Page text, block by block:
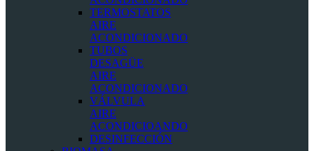
TERMOSTATOS
AIRE
ACONDICIONADO
TUBOS
DESAGÜE
AIRE
ACONDICIONADO
VÁLVULA
AIRE
ACONDICIOANDO
DESINFECCIÓN